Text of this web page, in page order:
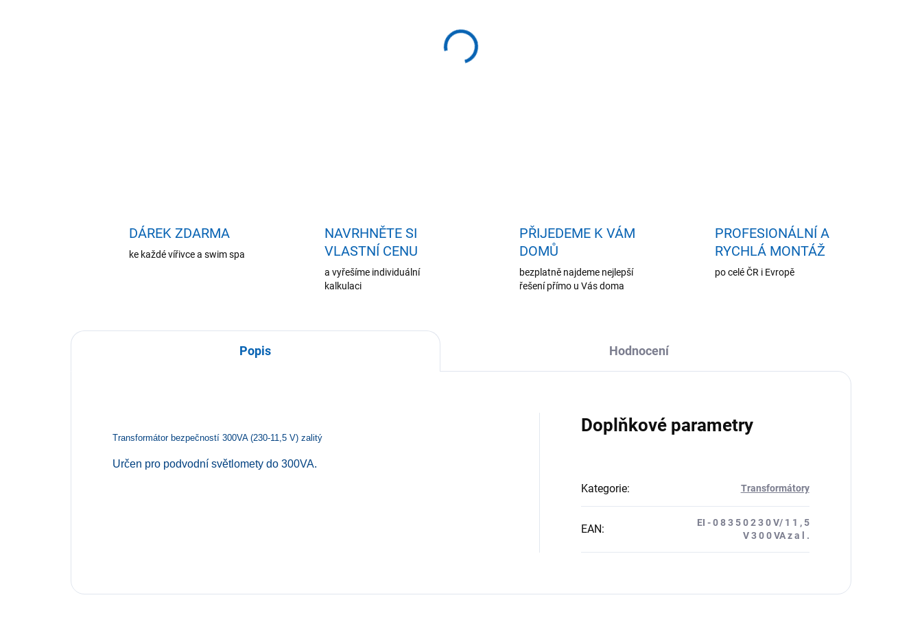
DÁREK ZDARMA
ke každé vířivce a swim spa
NAVRHNĚTE SI
VLASTNÍ CENU
a vyřešíme individuální
kalkulaci
PŘIJEDEME K VÁM
DOMŮ
bezplatně najdeme nejlepší
řešení přímo u Vás doma
PROFESIONÁLNÍ A
RYCHLÁ MONTÁŽ
po celé ČR i Evropě
Popis Hodnocení
Transformátor bezpečností 300VA (230-11,5 V) zalitý
Určen pro podvodní světlomety do 300VA.
Doplňkové parametry
Kategorie: Transformátory
EAN:
EI - 0 8 3 5 0 2 3 0 V/ 1 1 , 5
V 3 0 0 VA z a l .